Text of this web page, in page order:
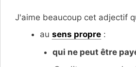
J'aime beaucoup cet adjectif
au sens propre :
qui ne peut être